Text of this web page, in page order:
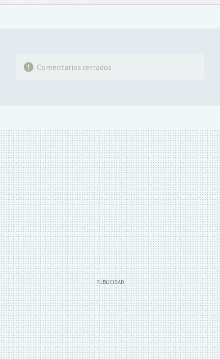
FACEBOOKTWITTERFLIPBOARD
E-
WHATSAPP
Comentarios cerrados